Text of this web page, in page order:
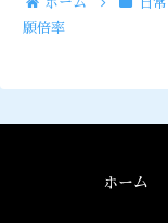
願倍率
ホーム